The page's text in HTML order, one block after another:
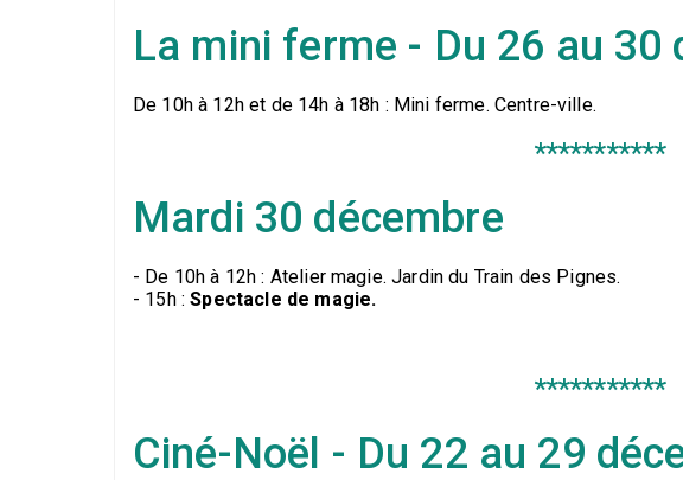
La mini ferme - Du 26 au 30
De 10h à 12h et de 14h à 18h : Mini ferme. Centre-ville.
***********
Mardi 30 décembre
- De 10h à 12h : Atelier magie. Jardin du Train des Pignes.
- 15h :Spectacle de magie.
***********
Ciné-Noël - Du 22 au 29